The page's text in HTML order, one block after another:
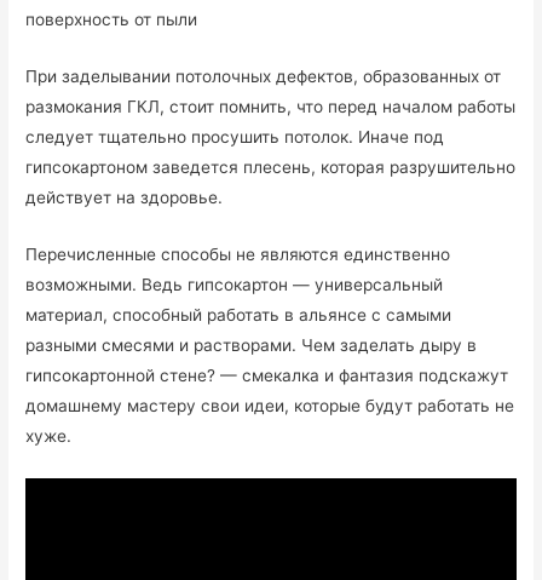
поверхность от пыли
При заделывании потолочных дефектов, образованных от
размокания ГКЛ, стоит помнить, что перед началом работы
следует тщательно просушить потолок. Иначе под
гипсокартоном заведется плесень, которая разрушительно
действует на здоровье.
Перечисленные способы не являются единственно
возможными. Ведь гипсокартон — универсальный
материал, способный работать в альянсе с самыми
разными смесями и растворами. Чем заделать дыру в
гипсокартонной стене? — смекалка и фантазия подскажут
домашнему мастеру свои идеи, которые будут работать не
хуже.